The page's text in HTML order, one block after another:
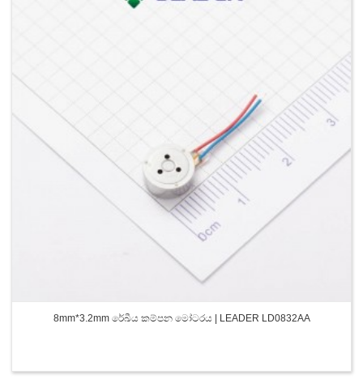
8mm*3.2mm රේඛීය කම්පන මෝටරය | LEADER LD0832AA